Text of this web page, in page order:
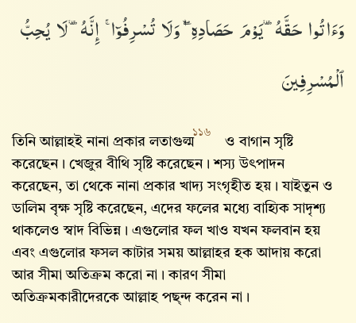
وَءَاتُوا۟ حَقَّهُۥ يَوْمَ حَصَادِهِۦ ۖ وَلَا تُسْرِفُوٓا۟ ۚ إِنَّهُۥ لَا يُحِبُّ
ٱلْمُسْرِفِينَ
তিনি আল্লাহই নানা প্রকার লতাগুল্ম
১১৬
ও বাগান সৃষ্টি
করেছেন। খেজুর বীথি সৃষ্টি করেছেন। শস্য উৎপাদন
করেছেন, তা থেকে নানা প্রকার খাদ্য সংগৃহীত হয়। যাইতুন ও
ডালিম বৃক্ষ সৃষ্টি করেছেন, এদের ফলের মধ্যে বাহ্যিক সাদৃশ্য
থাকলেও স্বাদ বিভিন্ন। এগুলোর ফল খাও যখন ফলবান হয়
এবং এগুলোর ফসল কাটার সময় আল্লাহর হক আদায় করো
আর সীমা অতিক্রম করো না। কারণ সীমা
অতিক্রমকারীদেরকে আল্লাহ‌ পছ্ন্দ করেন না।